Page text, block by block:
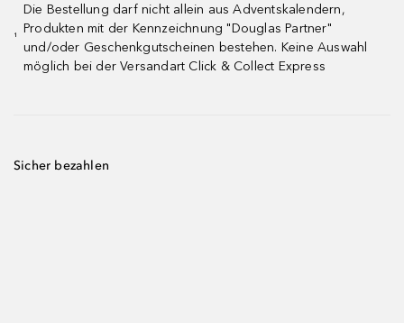
¹
Die Bestellung darf nicht allein aus Adventskalendern,
Produkten mit der Kennzeichnung "Douglas Partner"
und/oder Geschenkgutscheinen bestehen. Keine Auswahl
möglich bei der Versandart Click & Collect Express
Sicher bezahlen